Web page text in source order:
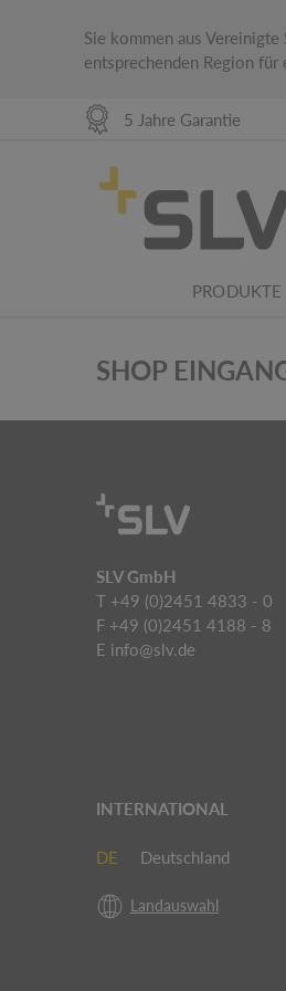
Sie kommen aus
entsprechenden Region für
5 Jahre Garantie
PRODUKTE
SHOP
SLV GmbH
T +49 (0)2451 4833 - 0
F +49 (0)2451 4188 - 8
E info@slv.de
INTERNATIONAL
DE Deutschland
Landauswahl